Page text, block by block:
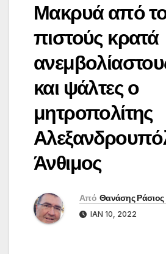
Μακρυά από
πιστούς κρατά
και ψάλτες ο
μητροπολίτης
Άνθιμος
Από Θανάσης Ράσιος
ΙΑΝ 10, 2022